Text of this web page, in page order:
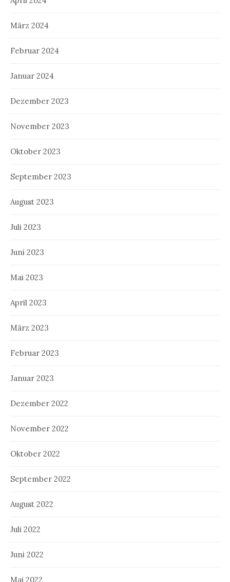
März 2024
Februar 2024
Januar 2024
Dezember 2023
November 2023
Oktober 2023
September 2023
August 2023
Juli 2023
Juni 2023
Mai 2023
April 2023
März 2023
Februar 2023
Januar 2023
Dezember 2022
November 2022
Oktober 2022
September 2022
August 2022
Juli 2022
Juni 2022
Mai 2022